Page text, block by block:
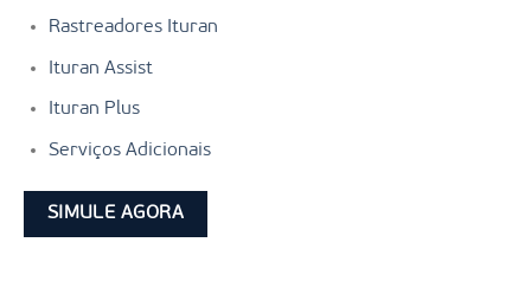
Rastreadores Ituran
Ituran Assist
Ituran Plus
Serviços Adicionais
SIMULE AGORA